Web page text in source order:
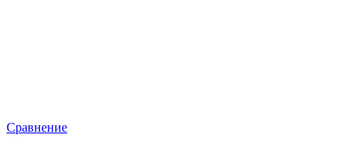
Сравнение